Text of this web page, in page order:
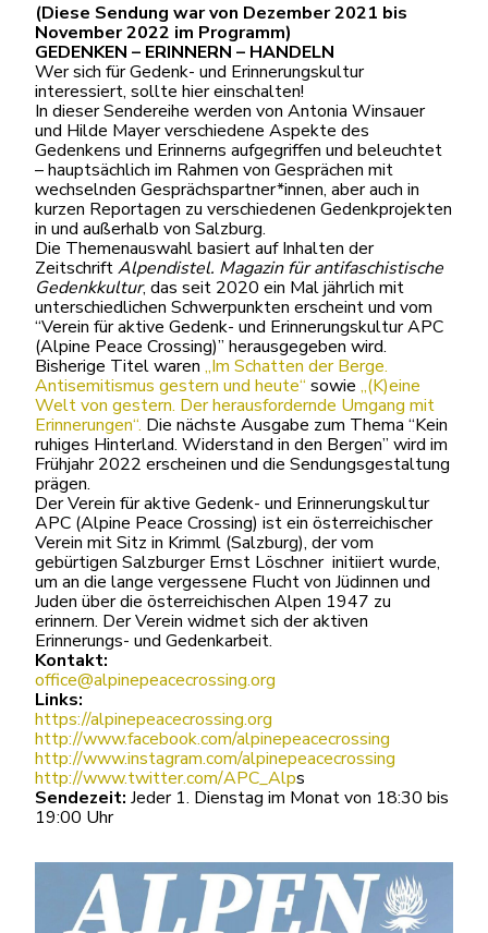
(Diese Sendung war von Dezember 2021 bis
November 2022 im Programm)
GEDENKEN – ERINNERN – HANDELN
Wer sich für Gedenk- und Erinnerungskultur
interessiert, sollte hier einschalten!
In dieser Sendereihe werden von Antonia Winsauer
und Hilde Mayer verschiedene Aspekte des
Gedenkens und Erinnerns aufgegriffen und beleuchtet
– hauptsächlich im Rahmen von Gesprächen mit
wechselnden Gesprächspartner*innen, aber auch in
kurzen Reportagen zu verschiedenen Gedenkprojekten
in und außerhalb von Salzburg.
Die Themenauswahl basiert auf Inhalten der
ZeitschriftAlpendistel. Magazin für antifaschistische
Gedenkkultur, das seit 2020 ein Mal jährlich mit
unterschiedlichen Schwerpunkten erscheint und vom
“Verein für aktive Gedenk- und Erinnerungskultur APC
(Alpine Peace Crossing)” herausgegeben wird.
Bisherige Titel waren „Im Schatten der Berge.
Antisemitismus gestern und heute“ sowie „(K)eine
Welt von gestern. Der herausfordernde Umgang mit
Erinnerungen“. Die nächste Ausgabe zum Thema “Kein
ruhiges Hinterland. Widerstand in den Bergen” wird im
Frühjahr 2022 erscheinen und die Sendungsgestaltung
prägen.
Der Verein für aktive Gedenk- und Erinnerungskultur
APC (Alpine Peace Crossing) ist ein österreichischer
Verein mit Sitz in Krimml (Salzburg), der vom
gebürtigen Salzburger Ernst Löschner initiiert wurde,
um an die lange vergessene Flucht von Jüdinnen und
Juden über die österreichischen Alpen 1947 zu
erinnern. Der Verein widmet sich der aktiven
Erinnerungs- und Gedenkarbeit.
Kontakt:
office@alpinepeacecrossing.org
Links:
https://alpinepeacecrossing.org
http://www.facebook.com/alpinepeacecrossing
http://www.instagram.com/alpinepeacecrossing
http://www.twitter.com/APC_Alps
Sendezeit: Jeder 1. Dienstag im Monat von 18:30 bis
19:00 Uhr